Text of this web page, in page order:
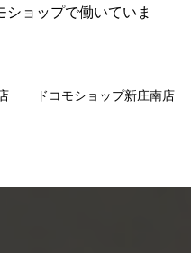
ョップで働いていま
ドコモショップ新庄南店